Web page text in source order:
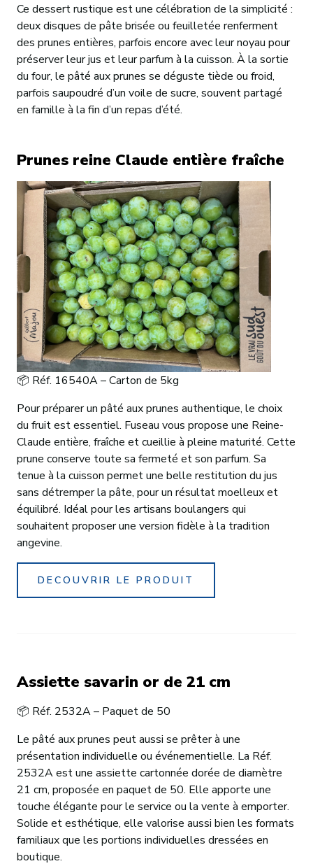
Ce dessert rustique est une célébration de la simplicité :
deux disques de pâte brisée ou feuilletée renferment
des prunes entières, parfois encore avec leur noyau pour
préserver leur jus et leur parfum à la cuisson. À la sortie
du four, le pâté aux prunes se déguste tiède ou froid,
parfois saupoudré d’un voile de sucre, souvent partagé
en famille à la fin d’un repas d’été.
Prunes reine Claude entière fraîche
📦 Réf. 16540A – Carton de 5kg
Pour préparer un pâté aux prunes authentique, le choix
du fruit est essentiel. Fuseau vous propose une Reine-
Claude entière, fraîche et cueillie à pleine maturité. Cette
prune conserve toute sa fermeté et son parfum. Sa
tenue à la cuisson permet une belle restitution du jus
sans détremper la pâte, pour un résultat moelleux et
équilibré. Idéal pour les artisans boulangers qui
souhaitent proposer une version fidèle à la tradition
angevine.
DECOUVRIR LE PRODUIT
Assiette savarin or de 21 cm
📦 Réf. 2532A – Paquet de 50
Le pâté aux prunes peut aussi se prêter à une
présentation individuelle ou événementielle. La Réf.
2532A est une assiette cartonnée dorée de diamètre
21 cm, proposée en paquet de 50. Elle apporte une
touche élégante pour le service ou la vente à emporter.
Solide et esthétique, elle valorise aussi bien les formats
familiaux que les portions individuelles dressées en
boutique.